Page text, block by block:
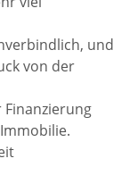
und
von der